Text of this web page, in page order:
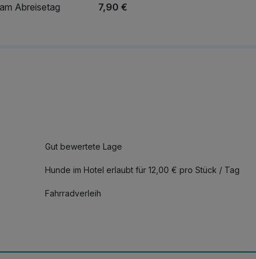
Abreisetag 7,90 €
Gut bewertete Lage
Hunde im Hotel erlaubt für 12,00 € pro Stück / Tag
Fahrradverleih